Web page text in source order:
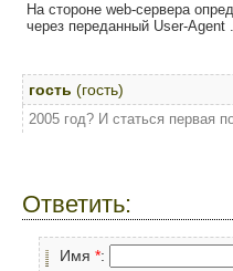
На стороне web-сервера
через переданный User-Agent .
гость (гость)
2005 год? И статься первая
Ответить:
Имя *: